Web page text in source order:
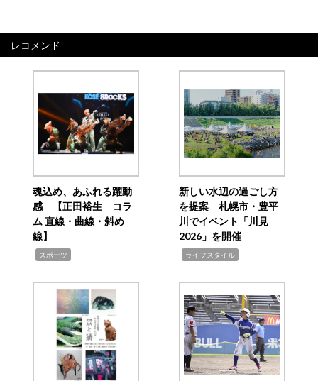
レコメンド
魂込め、あふれる躍動
感 【正田裕生 コラ
ム 直線・曲線・斜め
線】
スポーツ
新しい水辺の過ごし方
を提案 札幌市・豊平
川でイベント「川見
2026」を開催
ライフスタイル